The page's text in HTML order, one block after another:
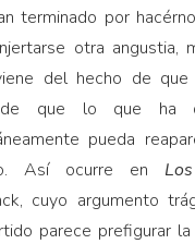
terminado por
otra angustia,
del hecho de
que lo que ha
pueda
Así ocurre en
cuyo argumento
parece prefigurar